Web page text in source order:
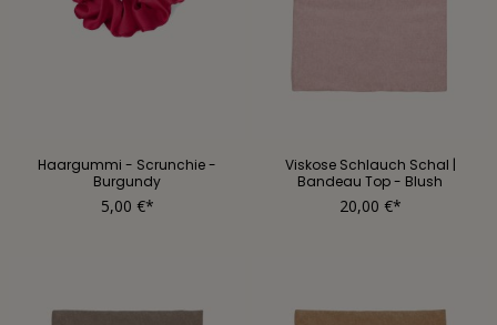
Haargummi - Scrunchie -
Burgundy
5,00 €*
Viskose Schlauch Schal |
Bandeau Top - Blush
20,00 €*